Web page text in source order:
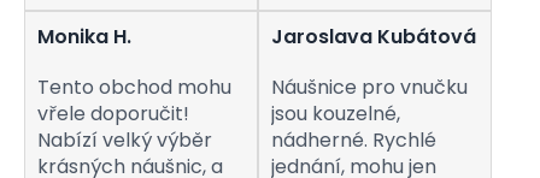
Monika H.
Tento obchod mohu
vřele doporučit!
Nabízí velký výběr
krásných náušnic, a
Jaroslava Kubátová
Náušnice pro vnučku
jsou kouzelné,
nádherné. Rychlé
jednání, mohu jen